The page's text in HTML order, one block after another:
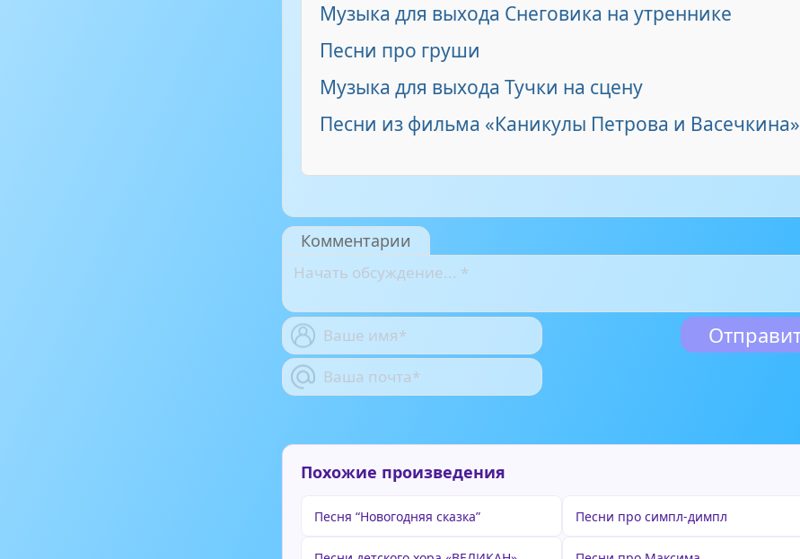
Музыка для выхода Снеговика на утреннике
Песни про груши
Музыка для выхода Тучки на сцену
Песни из фильма «Каникулы Петрова и Васечкина»
Комментарии
Похожие произведения
Песня “Новогодняя сказка” Песни про симпл-димпл